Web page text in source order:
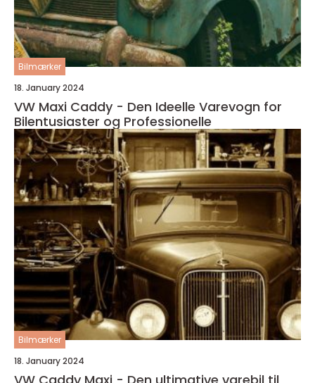
Bilmærker
18. January 2024
VW Maxi Caddy - Den Ideelle Varevogn for
Bilentusiaster og Professionelle
Bilmærker
18. January 2024